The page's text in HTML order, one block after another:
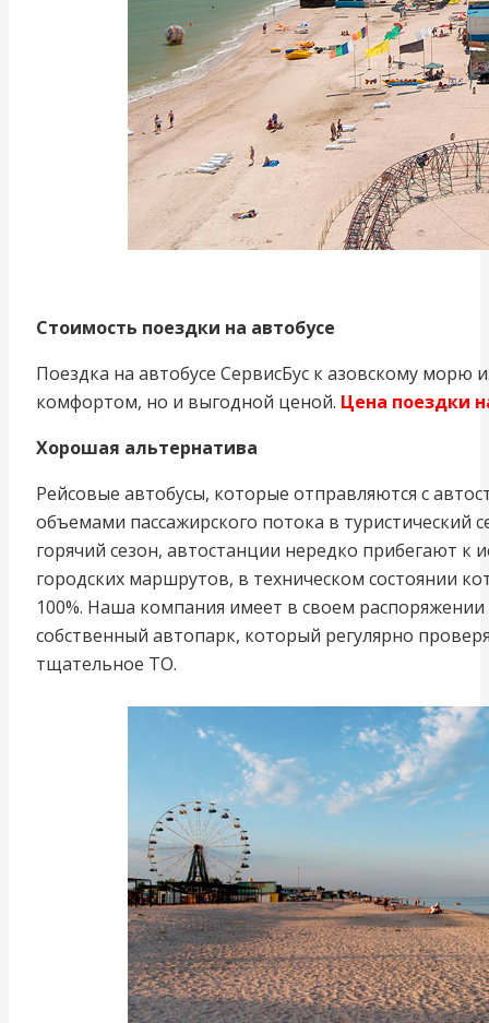
Стоимость поездки на автобусе
Поездка на автобусе СервисБус к азовскому морю
комфортом, но и выгодной ценой. Цена поездки
Хорошая альтернатива
Рейсовые автобусы, которые отправляются с
объемами пассажирского потока в
горячий сезон, автостанции нередко прибегают к
городских маршрутов, в техническом состоянии
100%. Наша компания имеет в своем
собственный автопарк, который регулярно
тщательное ТО.